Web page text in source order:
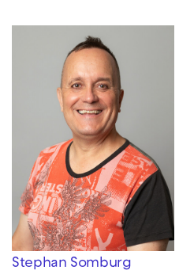
Stephan Somburg